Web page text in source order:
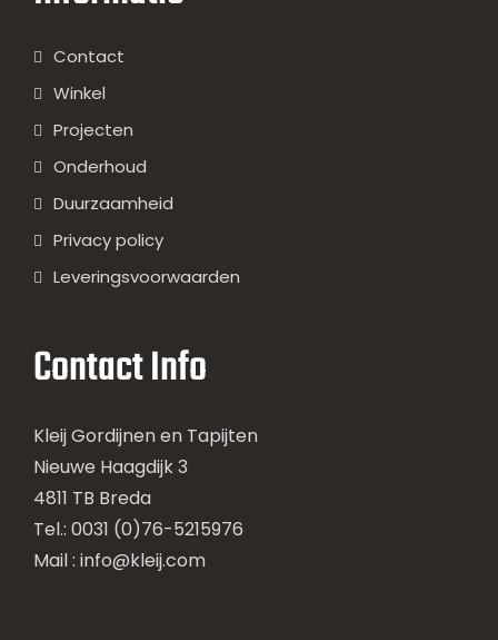
Contact
Winkel
Projecten
Onderhoud
Duurzaamheid
Privacy policy
Leveringsvoorwaarden
Contact Info
Kleij Gordijnen en Tapijten
Nieuwe Haagdijk 3
4811 TB Breda
Tel.: 0031 (0)76-5215976
Mail : info@kleij.com